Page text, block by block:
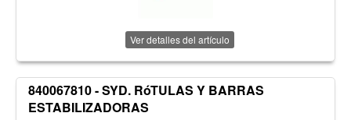
Ver detalles del artículo
840067810 - SYD. RóTULAS Y BARRAS
ESTABILIZADORAS